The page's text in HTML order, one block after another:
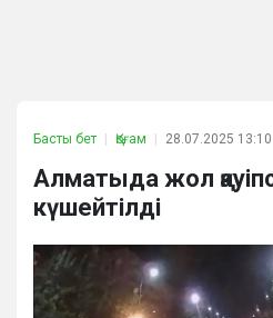
Басты бет Қоғам 28.07.2025 13:10
Алматыда жол
күшейтілді